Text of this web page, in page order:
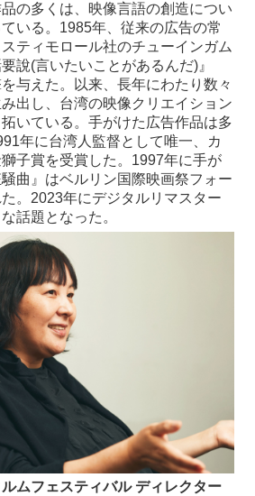
の多くは、映像言語の創造につい
いる。1985年、従来の広告の常
ティモロール社のチューインガム
說(言いたいことがあるんだ)』
与えた。以来、長年にわたり数々
出し、台湾の映像クリエイション
いている。手がけた広告作品は多
年に台湾人監督として唯一、カ
子賞を受賞した。1997年に手が
曲』はベルリン国際映画祭フォー
。2023年にデジタルリマスター
話題となった。
ムフェスティバル ディレクター